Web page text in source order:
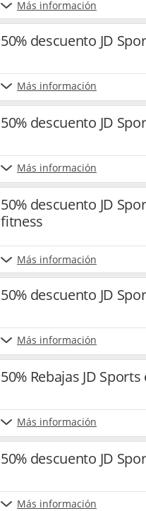
Más información
50% descuento JD
Más información
50% descuento JD
Más información
50% descuento JD
fitness
Más información
50% descuento JD
Más información
50% Rebajas JD
Más información
50% descuento JD
Más información